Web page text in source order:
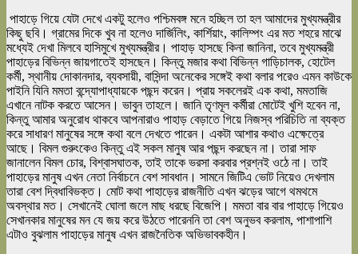
পাহাড়ে গিয়ে যেটা দেখে একটু হলেও পশ্চিমবঙ্গ মনে হচ্ছিল তা হল আমাদের মুখ্যমন্ত্রীর
কিছু ছবি। গ্রামের দিকে খুব না হলেও দার্জিলিং, কার্শিয়াং, কালিম্পং এর মত শহরে মাঝে
মধ্যেই দেখা মিলবে হাসিমুখে মুখ্যমন্ত্রীর। পাহাড় হাসছে কিনা জানিনা, তবে মুখ্যমন্ত্রী
পাহাড়ের বিভিন্ন জায়গাতেই হাসছেন। কিন্তু মজার কথা বিভিন্ন গাড়িচালক, হোটেল
কর্মী, স্থানীয় দোকানদার, ব্যবসায়ী, বাসিন্দা অনেকের সঙ্গেই কথা বলার পরেও এমন কাউকে
পাইনি যিনি মমতা বন্দ্যোপাধ্যায়কে পছন্দ করেন। প্রায় সকলেরই এক কথা, মমতাজি
এখানে নাটক করতে আসেন। ভাবুন তাহলে। জানি তৃণমূল কর্মীরা মোটেই খুশি হবেন না,
কিন্তু আমার অনুরোধ থাকবে আপনারাও পাহাড় বেড়াতে গিয়ে নিজস্ব পরিচিতি না ব্যক্ত
করে সাধারণ মানুষের সঙ্গে কথা বলে দেখতে পারেন। একটা আশার কথাও এক্ষেত্রে
আছে। বিমল গুরুংকেও কিন্তু এই সকল মানুষ আর পছন্দ করছেন না। তারা সাফ
জানালেন বিমল চোর, বিশ্বাসঘাতক, তাই তাকে ভরসা করবার প্রশ্নই ওঠে না। তাই
পাহাড়ের মানুষ এখন নেতা নির্বাচনে বেশ সাবধান। সামনে জিটিএ ভোট নিয়েও দেখলাম
তারা বেশ দ্বিধাবিভক্ত। মোট কথা পাহাড়ের রাজনীতি এখন ঝড়ের আগে থমথমে
অবস্থার মত। সেখানেই ঘোলা জলে মাছ ধরছে বিজেপি। মমতা বার বার পাহাড়ে গিয়েও
সেখানকার মানুষের মন যে জয় করে উঠতে পারেননি তা বেশ অনুভব করলাম, পাশাপাশি
এটাও বুঝলাম পাহাড়ের মানুষ এখন রাজনৈতিক অভিভাবকহীন।